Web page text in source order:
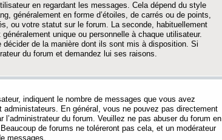
en regardant les messages. Cela dépend du style
généralement en forme d’étoiles, de carrés ou de points,
ou votre statut sur le forum. La seconde, habituellement
unique ou personnelle à chaque utilisateur.
décider de la manière dont ils sont mis à disposition. Si
du forum et demandez lui ses raisons.
indiquent le nombre de messages que vous avez
En général, vous ne pouvez pas directement
du forum. Veuillez ne pas abuser du forum en
de forums ne toléreront pas cela, et un modérateur
messages.